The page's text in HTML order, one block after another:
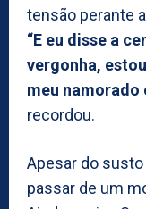
tensão perante
“E eu disse a
vergonha,
meu namorado
recordou.
Apesar do
passar de um